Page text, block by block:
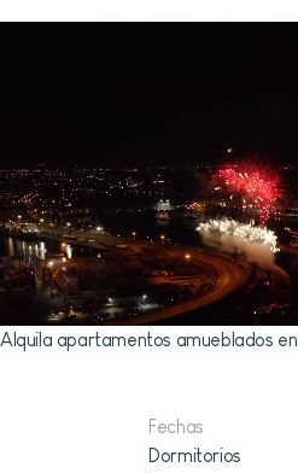
Alquila apartamentos amueblados en
Dormitorios